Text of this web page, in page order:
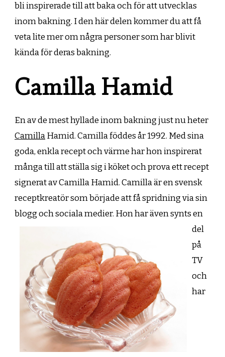
bli inspirerade till att baka och för att utvecklas
inom bakning. I den här delen kommer du att få
veta lite mer om några personer som har blivit
kända för deras bakning.
Camilla Hamid
En av de mest hyllade inom bakning just nu heter
CamillaHamid. Camilla föddes år 1992. Med sina
goda, enkla recept och värme har hon inspirerat
många till att ställa sig i köket och prova ett recept
signerat av Camilla Hamid. Camilla är en svensk
receptkreatör som började att få spridning via sin
blogg och sociala medier. Hon har även synts en
del
på
TV
och
har